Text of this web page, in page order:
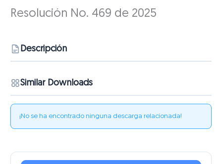
Resolución No. 469 de 2025
Descripción
Similar Downloads
¡No se ha encontrado ninguna descarga relacionada!